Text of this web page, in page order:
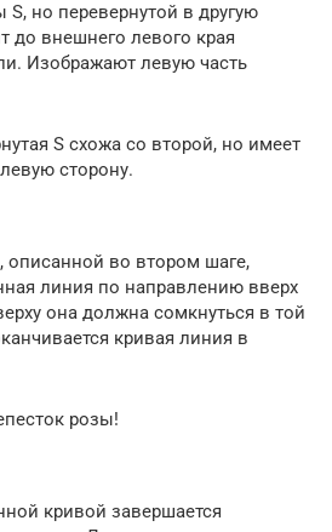
но перевернутой в другую
до внешнего левого края
Изображают левую часть
S схожа со второй, но имеет
сторону.
описанной во втором шаге,
линия по направлению вверх
она должна сомкнуться в той
кривая линия в
розы!
кривой завершается